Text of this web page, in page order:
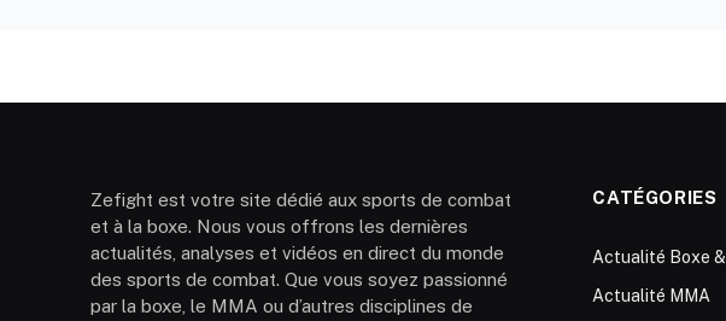
Zefight est votre site dédié aux sports de combat
et à la boxe. Nous vous offrons les dernières
actualités, analyses et vidéos en direct du monde
des sports de combat. Que vous soyez passionné
par la boxe, le MMA ou d’autres disciplines de
CATÉGORIES
Actualité Boxe
Actualité MMA